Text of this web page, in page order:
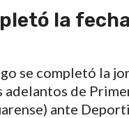
la
se completó la
adelantos de
ante